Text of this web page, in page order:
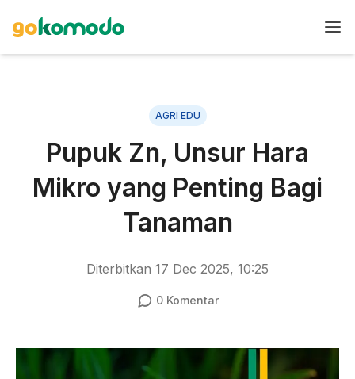
AGRI EDU
Pupuk Zn, Unsur Hara
Mikro yang Penting Bagi
Tanaman
Diterbitkan 17 Dec 2025, 10:25
0Komentar